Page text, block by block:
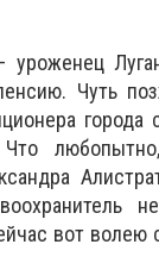
Чуть
города
Что
вот волею